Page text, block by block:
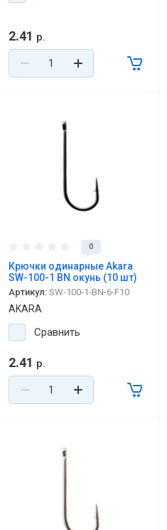
2.41 р.
0
Крючки одинарные Akara
SW-100-1 BN окунь (10 шт)
Артикул: SW-100-1-BN-6-F10
AKARA
Сравнить
2.41 р.